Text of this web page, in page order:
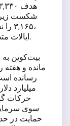
PCE ایالات متحده و هرگونه اظهار نظر فدرال است.
میلیارد
حرکات
سوی